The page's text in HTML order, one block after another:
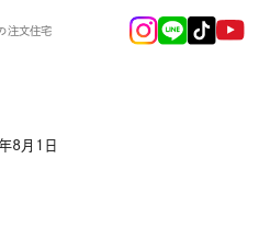
注文住宅
8月1日